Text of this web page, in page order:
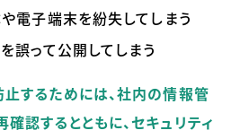
電子端末を紛失してしまう
誤って公開してしまう
止するためには、社内の情報管
認するとともに、セキュリティ